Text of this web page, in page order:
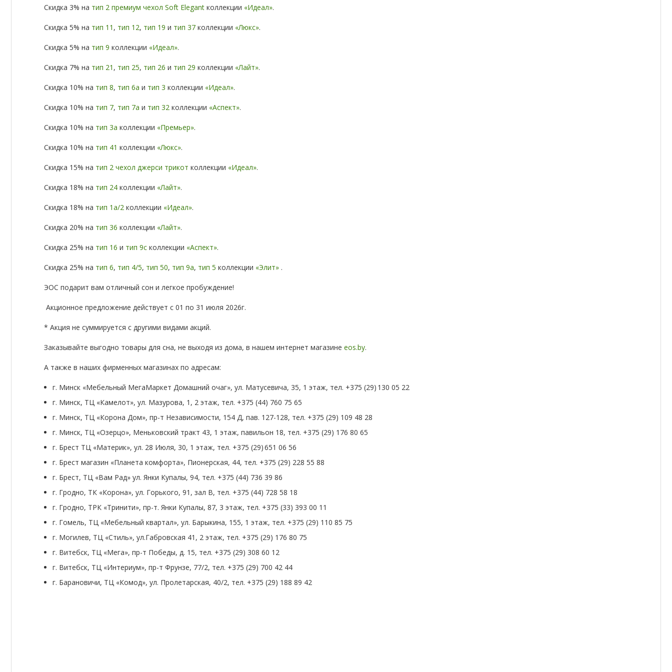
Скидка 3% на тип 2 премиум чехол Soft Elegant коллекции «Идеал».
Скидка 5% на тип 11 , тип 12, тип 19 и тип 37 коллекции «Люкс».
Скидка 5% на тип 9 коллекции «Идеал».
Скидка 7% на тип 21 , тип 25, тип 26 и тип 29 коллекции «Лайт».
Скидка 10% на тип 8, тип 6а и тип 3 коллекции «Идеал».
Скидка 10% на тип 7, тип 7а и тип 32 коллекции «Аспект».
Скидка 10% на тип 3а коллекции «Премьер».
Скидка 10% на тип 41 коллекции «Люкс».
Скидка 15% на тип 2 чехол джерси трикот коллекции «Идеал».
Скидка 18% на тип 24 коллекции «Лайт».
Скидка 18% на тип 1а/2 коллекции «Идеал».
Скидка 20% на тип 36 коллекции «Лайт».
Скидка 25% на тип 16 и тип 9с коллекции «Аспект».
Скидка 25% на тип 6, тип 4/5, тип 50, тип 9а, тип 5 коллекции «Элит» .
ЭОС подарит вам отличный сон и легкое пробуждение!
Акционное предложение действует с 01 по 31 июля 2026г.
* Акция не суммируется с другими видами акций.
Заказывайте выгодно товары для сна, не выходя из дома, в нашем интернет магазине eos.by.
А также в наших фирменных магазинах по адресам:
г. Минск «Мебельный МегаМаркет Домашний очаг», ул. Матусевича, 35, 1 этаж, тел. +375 (29) 130 05 22
г. Минск, ТЦ «Камелот», ул. Мазурова, 1, 2 этаж, тел. +375 (44) 760 75 65
г. Минск, ТЦ «Корона Дом», пр-т Независимости, 154 Д, пав. 127-128, тел. +375 (29) 109 48 28
г. Минск, ТЦ «Озерцо», Меньковский тракт 43, 1 этаж, павильон 18, тел. +375 (29) 176 80 65
г. Брест ТЦ «Материк», ул. 28 Июля, 30, 1 этаж, тел. +375 (29) 651 06 56
г. Брест магазин «Планета комфорта», Пионерская, 44, тел. +375 (29) 228 55 88
г. Брест, ТЦ «Вам Рад» ул. Янки Купалы, 94, тел. +375 (44) 736 39 86
г. Гродно, ТК «Корона», ул. Горького, 91, зал В, тел. +375 (44) 728 58 18
г. Гродно, ТРК «Тринити», пр-т. Янки Купалы, 87, 3 этаж, тел. +375 (33) 393 00 11
г. Гомель, ТЦ «Мебельный квартал», ул. Барыкина, 155, 1 этаж, тел. +375 (29) 110 85 75
г. Могилев, ТЦ «Стиль», ул.Габровская 41, 2 этаж, тел. +375 (29) 176 80 75
г. Витебск, ТЦ «Мега», пр-т Победы, д. 15, тел. +375 (29) 308 60 12
г. Витебск, ТЦ «Интериум», пр-т Фрунзе, 77/2, тел. +375 (29) 700 42 44
г. Барановичи, ТЦ «Комод», ул. Пролетарская, 40/2, тел. +375 (29) 188 89 42